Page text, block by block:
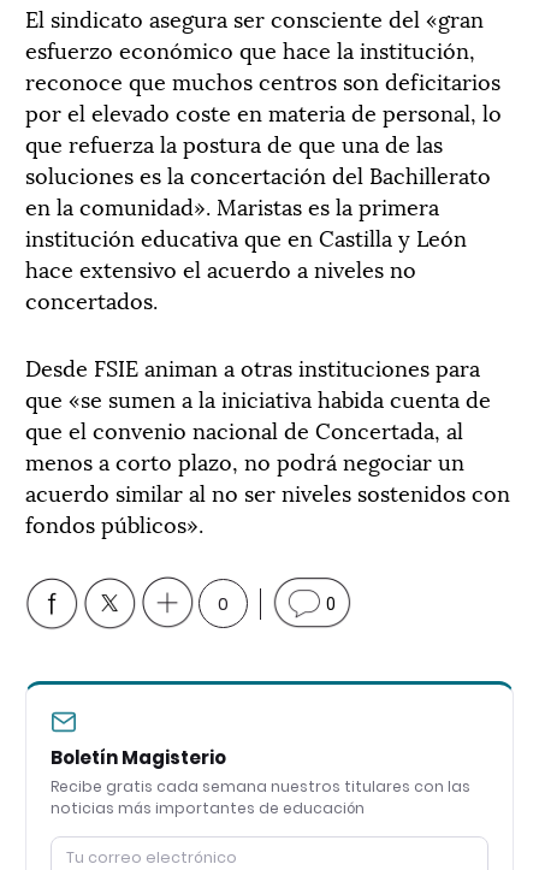
El sindicato asegura ser consciente del «gran
esfuerzo económico que hace la institución,
reconoce que muchos centros son deficitarios
por el elevado coste en materia de personal, lo
que refuerza la postura de que una de las
soluciones es la concertación del Bachillerato
en la comunidad». Maristas es la primera
institución educativa que en Castilla y León
hace extensivo el acuerdo a niveles no
concertados.
Desde FSIE animan a otras instituciones para
que «se sumen a la iniciativa habida cuenta de
que el convenio nacional de Concertada, al
menos a corto plazo, no podrá negociar un
acuerdo similar al no ser niveles sostenidos con
fondos públicos».
0 0
Boletín Magisterio
Recibe gratis cada semana nuestros titulares con las
noticias más importantes de educación